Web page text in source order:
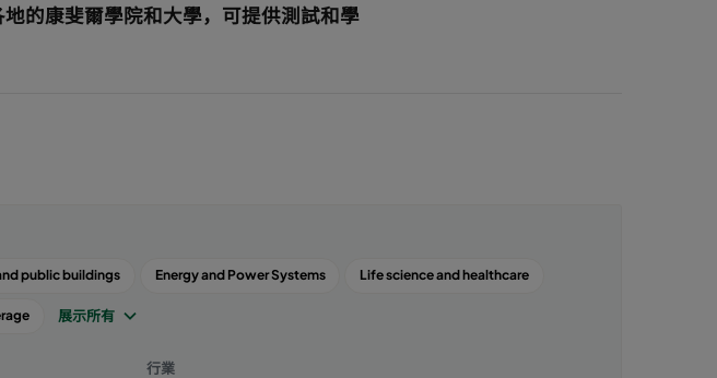
的康斐爾學院和大學，可提供測試和學
public buildings Energy and Power Systems Life science and healthcare
展示所有
行業